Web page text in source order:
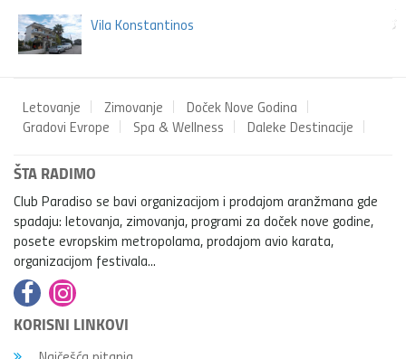
Vila Konstantinos
Letovanje Zimovanje
Doček Nove Godina
Gradovi Evrope
Spa & Wellness Daleke Destinacije
ŠTA RADIMO
Club Paradiso se bavi organizacijom i prodajom aranžmana gde
spadaju: letovanja, zimovanja, programi za doček nove godine,
posete evropskim metropolama, prodajom avio karata,
organizacijom festivala...
KORISNI LINKOVI